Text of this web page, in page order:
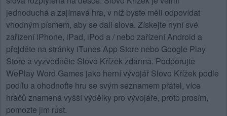
jednoduchá a zajímavá hra, v níž byste měli odpovídat
vhodným písmem, aby se dali slova. Získejte nyní své
zařízení iPhone, iPad, iPod a / nebo zařízení Android a
přejděte na stránky iTunes App Store nebo Google Play
Store a vyzvedněte Slovo Křížek zdarma. Podporujte
WePlay Word Games jako herní vývojář Slovo Křížek podle
podílu a ohodnoťte hru se svým seznamem přátel, více
hráčů znamená vyšší výdělky pro vývojáře, proto prosím,
pomozte jim růst.